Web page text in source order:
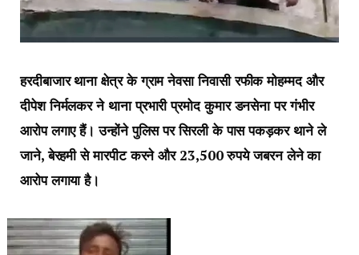
हरदीबाजार थाना क्षेत्र के ग्राम नेवसा निवासी रफीक मोहम्मद और
दीपेश निर्मलकर ने थाना प्रभारी प्रमोद कुमार डनसेना पर गंभीर
आरोप लगाए हैं। उन्होंने पुलिस पर सिरली के पास पकड़कर थाने ले
जाने, बेरहमी से मारपीट करने और 23,500 रुपये जबरन लेने का
आरोप लगाया है।